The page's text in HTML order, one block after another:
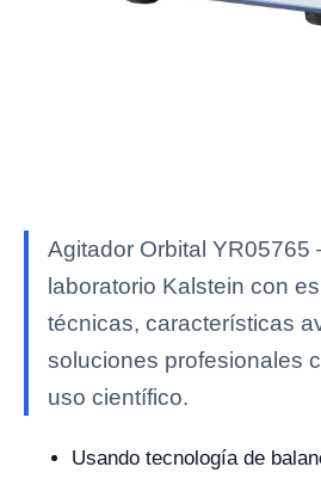
Agitador Orbital
laboratorio Kalstein con
técnicas, características
soluciones profesionales
uso científico.
Usando tecnología de